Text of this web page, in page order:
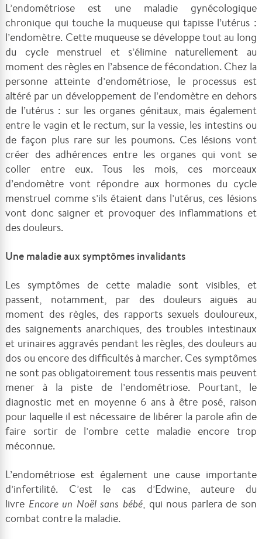
L’endométriose est une maladie gynécologique
chronique qui touche la muqueuse qui tapisse l’utérus :
l’endomètre. Cette muqueuse se développe tout au long
du cycle menstruel et s’élimine naturellement au
moment des règles en l’absence de fécondation. Chez la
personne atteinte d’endométriose, le processus est
altéré par un développement de l’endomètre en dehors
de l’utérus : sur les organes génitaux, mais également
entre le vagin et le rectum, sur la vessie, les intestins ou
de façon plus rare sur les poumons. Ces lésions vont
créer des adhérences entre les organes qui vont se
coller entre eux. Tous les mois, ces morceaux
d’endomètre vont répondre aux hormones du cycle
menstruel comme s’ils étaient dans l’utérus, ces lésions
vont donc saigner et provoquer des inflammations et
des douleurs.
Une maladie aux symptômes invalidants
Les symptômes de cette maladie sont visibles, et
passent, notamment, par des douleurs aiguës au
moment des règles, des rapports sexuels douloureux,
des saignements anarchiques, des troubles intestinaux
et urinaires aggravés pendant les règles, des douleurs au
dos ou encore des difficultés à marcher. Ces symptômes
ne sont pas obligatoirement tous ressentis mais peuvent
mener à la piste de l’endométriose. Pourtant, le
diagnostic met en moyenne 6 ans à être posé, raison
pour laquelle il est nécessaire de libérer la parole afin de
faire sortir de l’ombre cette maladie encore trop
méconnue.
L’endométriose est également une cause importante
d’infertilité. C’est le cas d’Edwine, auteure du
livre Encore un Noël sans bébé, qui nous parlera de son
combat contre la maladie.